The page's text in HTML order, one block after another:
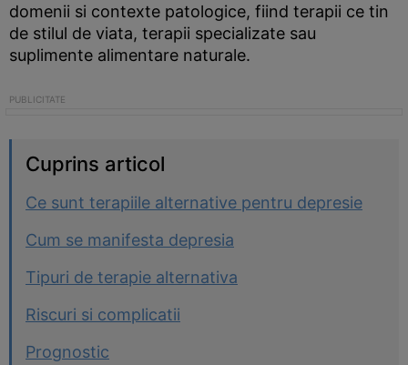
domenii si contexte patologice, fiind terapii ce tin
de stilul de viata, terapii specializate sau
suplimente alimentare naturale.
Cuprins articol
Ce sunt terapiile alternative pentru depresie
Cum se manifesta depresia
Tipuri de terapie alternativa
Riscuri si complicatii
Prognostic